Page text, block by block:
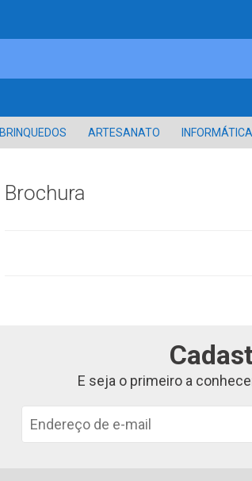
BRINQUEDOS ARTESANATO INFORMÁTICA
Brochura
E seja o primeiro a